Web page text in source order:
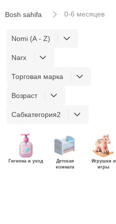
Bosh sahifa 0-6 месяцев
Nomi (A - Z)
Narx
Торговая марка
Возраст
Сабкатегория2
Гигиена и уход
Детская
комната
Игрушки и
игры